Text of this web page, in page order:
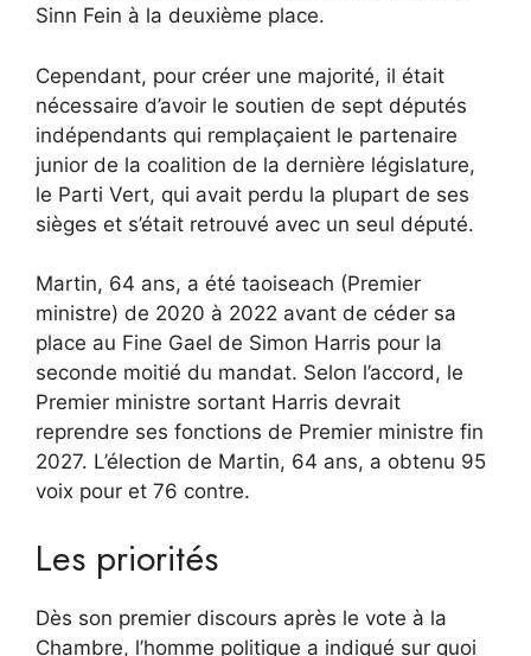
Sinn Fein à la deuxième place.
Cependant, pour créer une majorité, il était
nécessaire d’avoir le soutien de sept députés
indépendants qui remplaçaient le partenaire
junior de la coalition de la dernière législature,
le Parti Vert, qui avait perdu la plupart de ses
sièges et s’était retrouvé avec un seul député.
Martin, 64 ans, a été taoiseach (Premier
ministre) de 2020 à 2022 avant de céder sa
place au Fine Gael de Simon Harris pour la
seconde moitié du mandat. Selon l’accord, le
Premier ministre sortant Harris devrait
reprendre ses fonctions de Premier ministre fin
2027. L’élection de Martin, 64 ans, a obtenu 95
voix pour et 76 contre.
Les priorités
Dès son premier discours après le vote à la
Chambre, l’homme politique a indiqué sur quoi